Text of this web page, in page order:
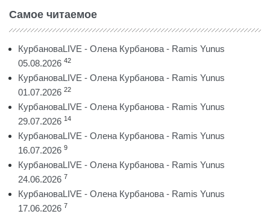
Самое читаемое
КурбановаLIVE - Олена Курбанова - Ramis Yunus
05.08.2026 42
КурбановаLIVE - Олена Курбанова - Ramis Yunus
01.07.2026 22
КурбановаLIVE - Олена Курбанова - Ramis Yunus
29.07.2026 14
КурбановаLIVE - Олена Курбанова - Ramis Yunus
16.07.2026 9
КурбановаLIVE - Олена Курбанова - Ramis Yunus
24.06.2026 7
КурбановаLIVE - Олена Курбанова - Ramis Yunus
17.06.2026 7